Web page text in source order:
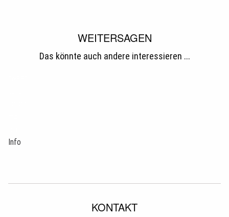
WEITERSAGEN
Das könnte auch andere interessieren ...
Info
KONTAKT